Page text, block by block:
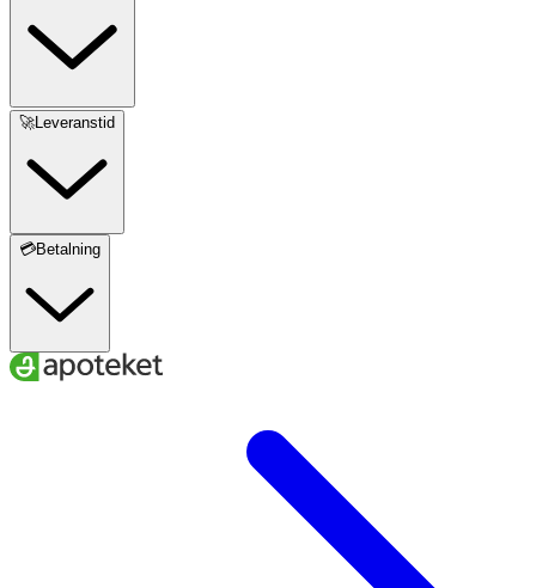
🚀Leveranstid
💳Betalning